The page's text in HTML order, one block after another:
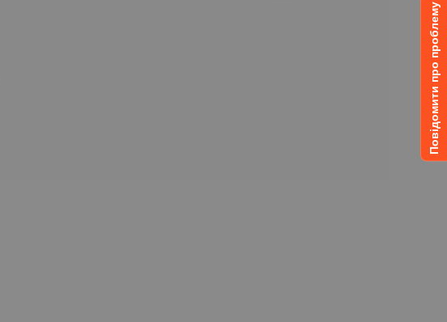
Повідомити про проблему